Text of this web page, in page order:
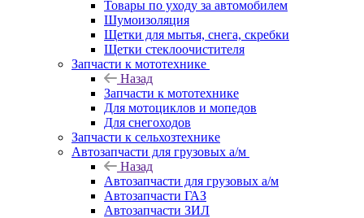
Товары по уходу за автомобилем
Шумоизоляция
Щетки для мытья, снега, скребки
Щетки стеклоочистителя
Запчасти к мототехнике
Назад
Запчасти к мототехнике
Для мотоциклов и мопедов
Для снегоходов
Запчасти к сельхозтехнике
Автозапчасти для грузовых а/м
Назад
Автозапчасти для грузовых а/м
Автозапчасти ГАЗ
Автозапчасти ЗИЛ